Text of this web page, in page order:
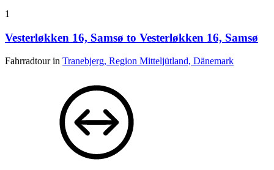
1
Vesterløkken 16, Samsø to Vesterløkken 16, Samsø
Fahrradtour in Tranebjerg, Region Mitteljütland, Dänemark